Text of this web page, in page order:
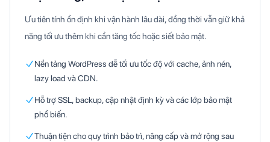
Ưu tiên tính ổn định khi vận hành lâu dài, đồng thời vẫn giữ khả
năng tối ưu thêm khi cần tăng tốc hoặc siết bảo mật.
Nền tảng WordPress dễ tối ưu tốc độ với cache, ảnh nén,
lazy load và CDN.
Hỗ trợ SSL, backup, cập nhật định kỳ và các lớp bảo mật
phổ biến.
Thuận tiện cho quy trình bảo trì, nâng cấp và mở rộng sau